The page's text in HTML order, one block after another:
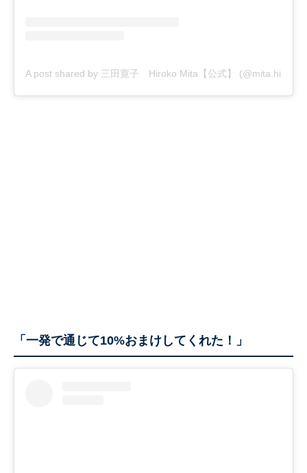
A post shared by 三田寛子 Hiroko Mita【公式】
「一発で通じて10%おまけしてくれた！」